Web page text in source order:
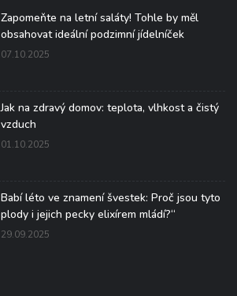
Zapomeňte na letní saláty! Tohle by měl
obsahovat ideální podzimní jídelníček
07.10.2025
Jak na zdravý domov: teplota, vlhkost a čistý
vzduch
01.10.2025
Babí léto ve znamení švestek: Proč jsou tyto
plody i jejich pecky elixírem mládí?“
29.09.2025